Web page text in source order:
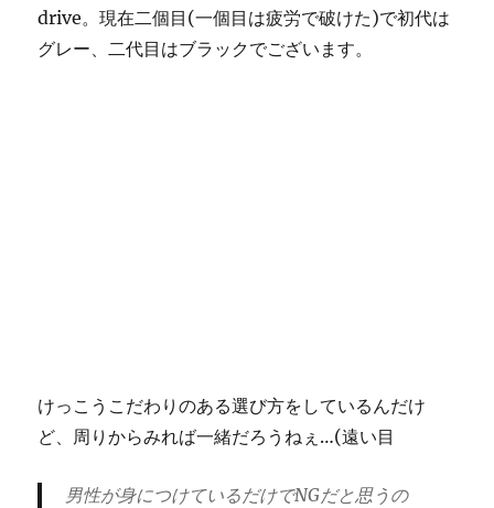
drive。現在二個目(一個目は疲労で破けた)で初代は
グレー、二代目はブラックでございます。
けっこうこだわりのある選び方をしているんだけ
ど、周りからみれば一緒だろうねぇ…(遠い目
男性が身につけているだけでNGだと思うの